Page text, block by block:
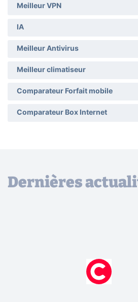
Meilleur VPN
IA
Meilleur Antivirus
Meilleur climatiseur
Comparateur Forfait mobile
Comparateur Box Internet
Dernières